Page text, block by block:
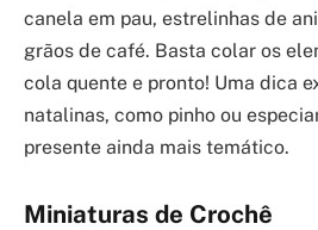
canela em pau, estrelinhas de
grãos de café. Basta colar os
cola quente e pronto! Uma dica
natalinas, como pinho ou
presente ainda mais temático.
Miniaturas de Crochê